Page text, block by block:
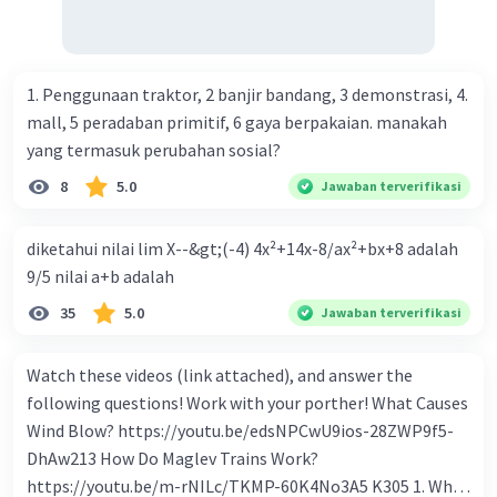
kontraktif dilakukan dengan cara .... a. Menurunkan
pengeluaran pemerintah (G), menambah pembayaran
transfer (Tr) dan meningkatkan pemungutan pajak (Tx) b.
Menurunkan G, mengurangi Tr, dan meningkatkan Tx c.
Menurunkan G, menambah Tr, dan menurunkan Tx d.
Meningkatkan G, menambah Tr, dan menurunkan Tx Cara
yang dilakukan kebijakan tingkat diskonto oleh Bank
Sentral dalam melakukan kebijakan moneter adalah .... a.
Mengatur jumlah pemberian kredit b. Menetapkan harga
wajib minimum (reserved requirement ratio) d. Mengatur
tingkat bunga tabungan e. Mengatur tingkat bunga
pinjaman bank sentral kepada bank umum Perhatikan
beberapa pernyataan berikut. 1). Menaikkan tarif pajak. 2).
1. Penggunaan traktor, 2 banjir bandang, 3 demonstrasi, 4.
mall, 5 peradaban primitif, 6 gaya berpakaian. manakah
yang termasuk perubahan sosial?
8 5.0 Jawaban terverifikasi
diketahui nilai lim X--&gt;(-4) 4x²+14x-8/ax²+bx+8 adalah
9/5 nilai a+b adalah
35 5.0 Jawaban terverifikasi
Watch these videos (link attached), and answer the
following questions! Work with your porther! What Causes
Wind Blow? https://youtu.be/edsNPCwU9ios-28ZWP9f5-
DhAw213 How Do Maglev Trains Work?
https://youtu.be/m-rNILc/TKMP-60K4No3A5 K305 1. What